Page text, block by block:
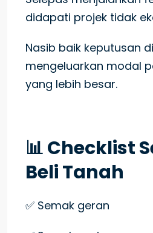
didapati projek tidak
Nasib baik keputusan
mengeluarkan modal
yang lebih besar.
📊 Checklist
Beli Tanah
✅ Semak geran